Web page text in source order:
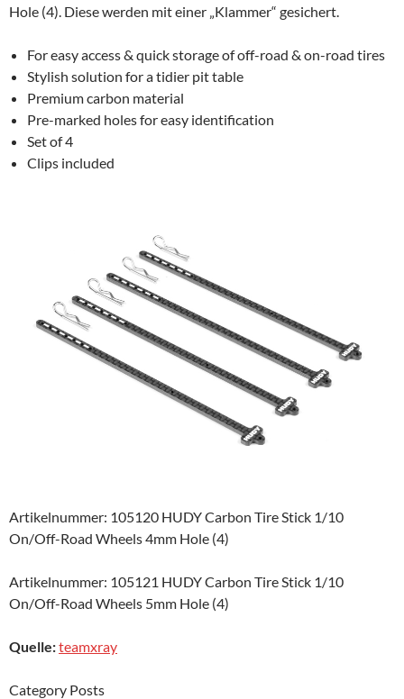
Hole (4). Diese werden mit einer „Klammer“ gesichert.
For easy access & quick storage of off-road & on-road tires
Stylish solution for a tidier pit table
Premium carbon material
Pre-marked holes for easy identification
Set of 4
Clips included
Artikelnummer: 105120 HUDY Carbon Tire Stick 1/10
On/Off-Road Wheels 4mm Hole (4)
Artikelnummer: 105121 HUDY Carbon Tire Stick 1/10
On/Off-Road Wheels 5mm Hole (4)
Quelle:teamxray
Category Posts